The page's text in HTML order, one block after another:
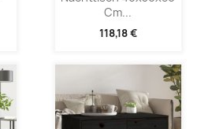
Cm...
118,18 €